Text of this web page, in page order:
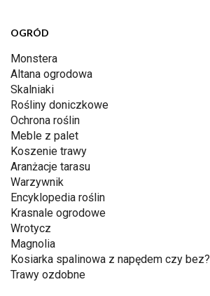
OGRÓD
Monstera
Altana ogrodowa
Skalniaki
Rośliny doniczkowe
Ochrona roślin
Meble z palet
Koszenie trawy
Aranżacje tarasu
Warzywnik
Encyklopedia roślin
Krasnale ogrodowe
Wrotycz
Magnolia
Kosiarka spalinowa z napędem czy bez?
Trawy ozdobne